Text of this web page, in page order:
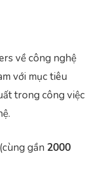
về công nghệ
với mục tiêu
trong công việc
gần 2000